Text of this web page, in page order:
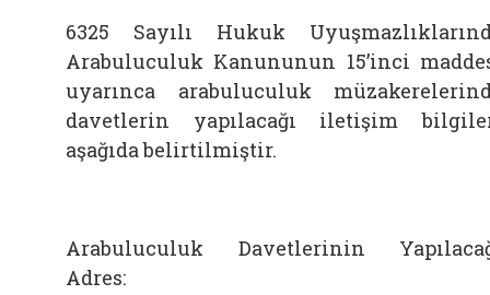
6325 Sayılı Hukuk
Arabuluculuk Kanununun 15’inci
uyarınca arabuluculuk
davetlerin yapılacağı iletişim
aşağıda belirtilmiştir.
Arabuluculuk Davetlerinin
Adres: